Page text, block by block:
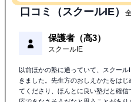
対象教室
体験授業 無料体
口コミ（スクールIE）